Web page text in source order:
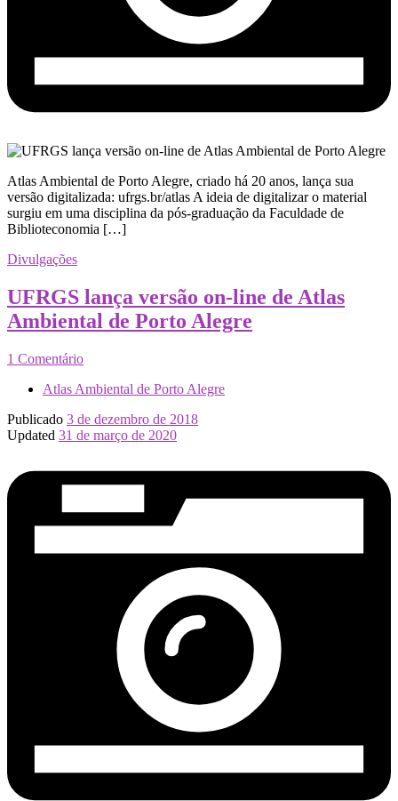
Atlas Ambiental de Porto Alegre, criado há 20 anos, lança sua
versão digitalizada: ufrgs.br/atlas A ideia de digitalizar o material
surgiu em uma disciplina da pós-graduação da Faculdade de
Biblioteconomia […]
Divulgações
UFRGS lança versão on-line de Atlas
Ambiental de Porto Alegre
1 Comentário
Atlas Ambiental de Porto Alegre
Publicado 3 de dezembro de 2018
Updated 31 de março de 2020